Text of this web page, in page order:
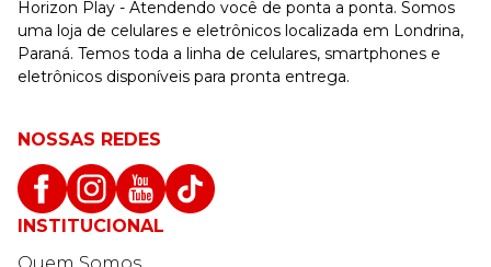
Horizon Play - Atendendo você de ponta a ponta. Somos
uma loja de celulares e eletrônicos localizada em Londrina,
Paraná. Temos toda a linha de celulares, smartphones e
eletrônicos disponíveis para pronta entrega.
NOSSAS REDES
INSTITUCIONAL